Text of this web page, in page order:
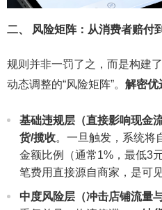
二、 风险矩阵：从消费者赔付
规则并非一罚了之，而是构建
动态调整的“风险矩阵”。 解密优
基础违规层（直接影响现金
货/揽收。一旦触发，系统将
金额比例（通常1%，最低3
笔费用直接源自商家，是可
中度风险层（冲击店铺流量与